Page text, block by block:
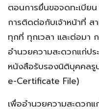
ตอนการยื่นขอจดทะเบียน
การติดต่อกับเจ้าหน้าที่ ส
ทุกที่ ทุกเวลา และต่อมา
อำนวยความสะดวกแก่ปร
หนังสือรับรองนิติบุคคลรู
e-Certificate File)
เพื่ออำนวยความสะดวก